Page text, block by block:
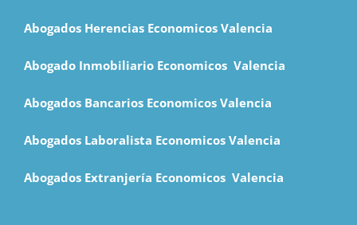
Abogados Herencias Economicos Valencia
Abogado Inmobiliario Economicos Valencia
Abogados Bancarios Economicos Valencia
Abogados Laboralista Economicos Valencia
Abogados Extranjería Economicos Valencia